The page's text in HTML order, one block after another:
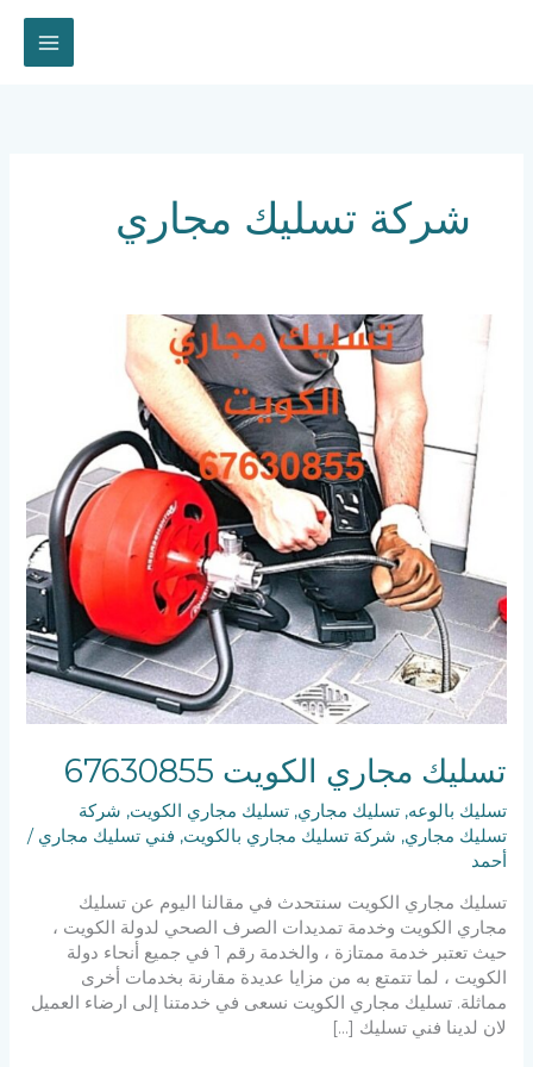
شركة تسليك مجاري
تسليك مجاري الكويت 67630855
تسليك بالوعه,تسليك مجاري,تسليك مجاري الكويت, شركة
تسليك مجاري, شركة تسليك مجاري بالكويت, فني تسليك مجاري /
أحمد
تسليك مجاري الكويت سنتحدث في مقالنا اليوم عن تسليك
مجاري الكويت وخدمة تمديدات الصرف الصحي لدولة الكويت ،
حيث تعتبر خدمة ممتازة ، والخدمة رقم 1 في جميع أنحاء دولة
الكويت ، لما تتمتع به من مزايا عديدة مقارنة بخدمات أخرى
مماثلة. تسليك مجاري الكويت نسعى في خدمتنا إلى ارضاء العميل
لان لدينا فني تسليك […]
تسليك
مجاري
67630855